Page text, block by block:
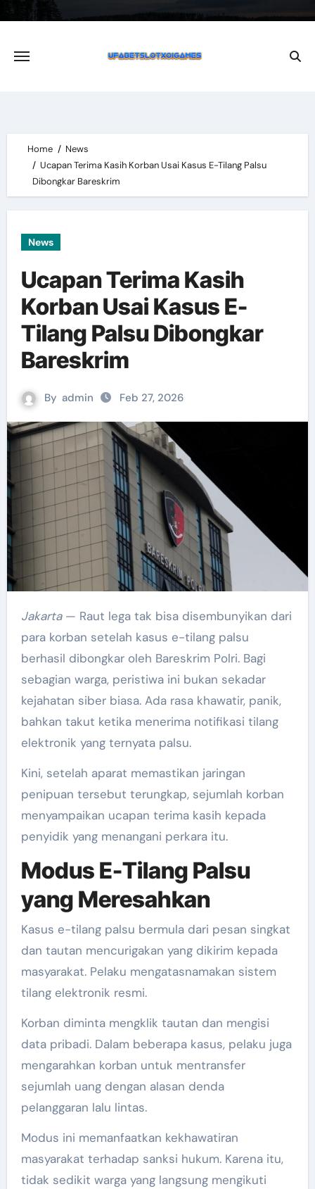
content
Home
News
Ucapan Terima Kasih Korban Usai Kasus E-Tilang Palsu
Dibongkar Bareskrim
News
Ucapan Terima Kasih
Korban Usai Kasus E-
Tilang Palsu Dibongkar
Bareskrim
By admin Feb 27, 2026
Jakarta— Raut lega tak bisa disembunyikan dari
para korban setelah kasus e-tilang palsu
berhasil dibongkar oleh Bareskrim Polri. Bagi
sebagian warga, peristiwa ini bukan sekadar
kejahatan siber biasa. Ada rasa khawatir, panik,
bahkan takut ketika menerima notifikasi tilang
elektronik yang ternyata palsu.
Kini, setelah aparat memastikan jaringan
penipuan tersebut terungkap, sejumlah korban
menyampaikan ucapan terima kasih kepada
penyidik yang menangani perkara itu.
Modus E-Tilang Palsu
yang Meresahkan
Kasus e-tilang palsu bermula dari pesan singkat
dan tautan mencurigakan yang dikirim kepada
masyarakat. Pelaku mengatasnamakan sistem
tilang elektronik resmi.
Korban diminta mengklik tautan dan mengisi
data pribadi. Dalam beberapa kasus, pelaku juga
mengarahkan korban untuk mentransfer
sejumlah uang dengan alasan denda
pelanggaran lalu lintas.
Modus ini memanfaatkan kekhawatiran
masyarakat terhadap sanksi hukum. Karena itu,
tidak sedikit warga yang langsung mengikuti